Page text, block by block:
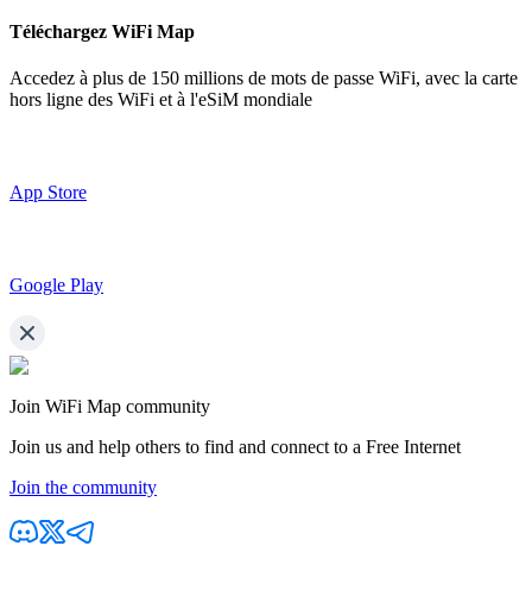
Téléchargez WiFi Map
Accedez à plus de 150 millions de mots de passe WiFi, avec la carte
hors ligne des WiFi et à l'eSiM mondiale
App Store
Google Play
Join WiFi Map community
Join us and help others to find and connect to a Free Internet
Join the community